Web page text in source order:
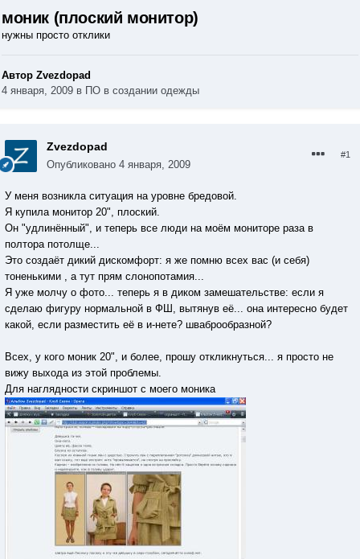
моник (плоский монитор)
нужны просто отклики
Автор Zvezdopad
4 января, 2009 в ПО в создании одежды
Zvezdopad
Опубликовано 4 января, 2009
#1
У меня возникла ситуация на уровне бредовой.
Я купила монитор 20", плоский.
Он "удлинённый", и теперь все люди на моём мониторе раза в
полтора потолще...
Это создаёт дикий дискомфорт: я же помню всех вас (и себя)
тоненькими , а тут прям слонопотамия...
Я уже молчу о фото... теперь я в диком замешательстве: если я
сделаю фигуру нормальной в ФШ, вытянув её... она интересно будет
какой, если разместить её в и-нете? шваброобразной?
Всех, у кого моник 20", и более, прошу откликнуться... я просто не
вижу выхода из этой проблемы.
Для наглядности скриншот с моего моника